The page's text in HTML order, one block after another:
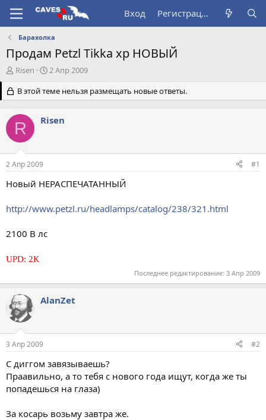
Вход Регистрация
Барахолка
Продам Petzl Tikka xp НОВЫЙ
А
т
о
р
т
е
м
ы
Risen
Д
т
а
а
л
2 Апр 2009
В этой теме нельзя размещать новые ответы.
R Risen
2 Апр 2009 #1
Новый НЕРАСПЕЧАТАННЫЙ
http://www.petzl.ru/headlamps/catalog/238/321.html
2100 В лс
UPD: 2К
Последнее редактирование: 3 Апр 2009
AlanZet
3 Апр 2009 #2
С диггом завязываешь?
Праавильно, а то тебя с нового года ищут, когда же ты
попадешься на глаза)
За косарь возьму завтра же.